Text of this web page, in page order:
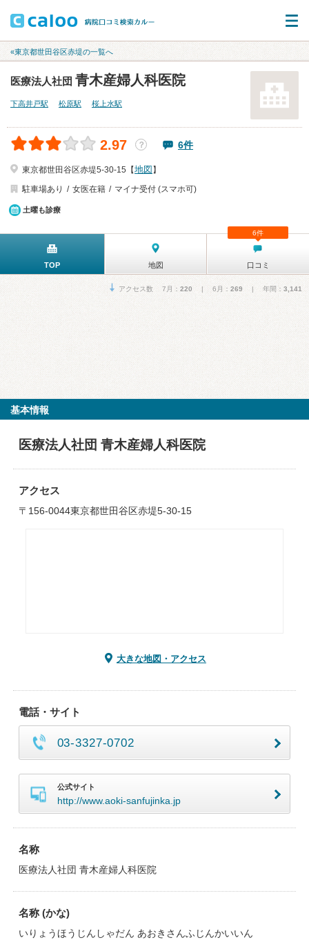
«東京都世田谷区赤堤の一覧へ
医療法人社団 青木産婦人科医院
下高井戸駅 松原駅 桜上水駅
2.97 ？ 6件
東京都世田谷区赤堤5-30-15【地図 】
駐車場あり
女医在籍 マイナ受付 (スマホ可)
土曜も診療
TOP 地図 口コミ
6件
アクセス数 7月： 220 | 6月： 269 | 年間： 3,141
基本情報
医療法人社団 青木産婦人科医院
アクセス
〒156-0044東京都世田谷区赤堤5-30-15
大きな地図・アクセス
電話・サイト
03-3327-0702
公式サイト
http://www.aoki-sanfujinka.jp
名称
医療法人社団 青木産婦人科医院
名称 (かな)
いりょうほうじんしゃだん あおきさんふじんかいいん